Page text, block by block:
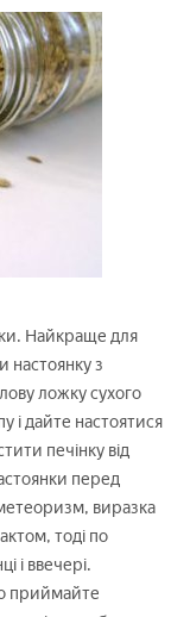
Найкраще для
настоянку з
ложку сухого
і дайте настоятися
печінку від
перед
виразка
тоді по
і ввечері.
приймайте